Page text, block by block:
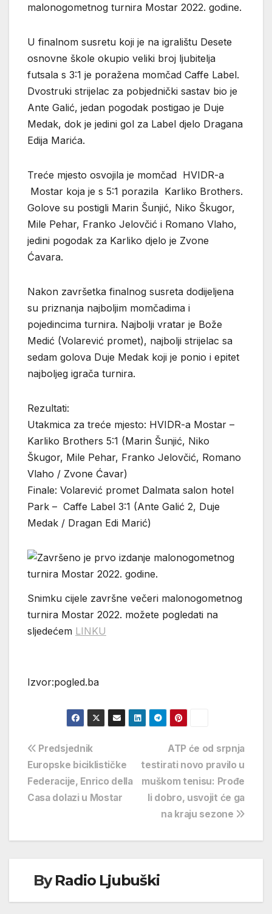
malonogometnog turnira Mostar 2022. godine.
U finalnom susretu koji je na igralištu Desete
osnovne škole okupio veliki broj ljubitelja
futsala s 3:1 je poražena momčad Caffe Label.
Dvostruki strijelac za pobjednički sastav bio je
Ante Galić, jedan pogodak postigao je Duje
Medak, dok je jedini gol za Label djelo Dragana
Edija Marića.
Treće mjesto osvojila je momčad HVIDR-a
Mostar koja je s 5:1 porazila Karliko Brothers.
Golove su postigli Marin Šunjić, Niko Škugor,
Mile Pehar, Franko Jelovčić i Romano Vlaho,
jedini pogodak za Karliko djelo je Zvone
Ćavara.
Nakon završetka finalnog susreta dodijeljena
su priznanja najboljim momčadima i
pojedincima turnira. Najbolji vratar je Bože
Medić (Volarević promet), najbolji strijelac sa
sedam golova Duje Medak koji je ponio i epitet
najboljeg igrača turnira.
Rezultati:
Utakmica za treće mjesto: HVIDR-a Mostar –
Karliko Brothers 5:1 (Marin Šunjić, Niko
Škugor, Mile Pehar, Franko Jelovčić, Romano
Vlaho / Zvone Ćavar)
Finale: Volarević promet Dalmata salon hotel
Park – Caffe Label 3:1 (Ante Galić 2, Duje
Medak / Dragan Edi Marić)
Snimku cijele završne večeri malonogometnog
turnira Mostar 2022. možete pogledati na
sljedećem LINKU
Izvor:pogled.ba
Navigacija
objava
ATP će od srpnja
testirati novo pravilo u
muškom tenisu: Prođe
li dobro, usvojit će ga
na kraju sezone
Predsjednik
Europske biciklističke
Federacije, Enrico della
Casa dolazi u Mostar
ByRadio Ljubuški